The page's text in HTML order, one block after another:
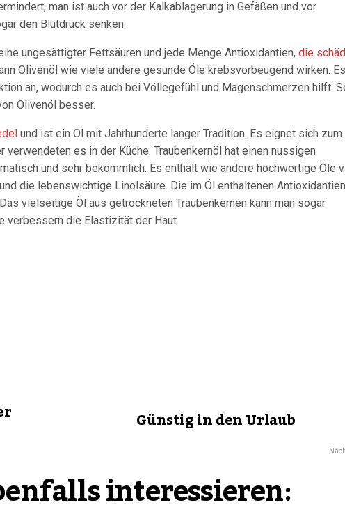
man ist auch vor der Kalkablagerung in Gefäßen und vor
den Blutdruck senken.
ungesättigter Fettsäuren und jede Menge Antioxidantien, die
Olivenöl wie viele andere gesunde Öle krebsvorbeugend wirken.
an, wodurch es auch bei Völlegefühl und Magenschmerzen hilft.
Olivenöl besser.
und ist ein Öl mit Jahrhunderte langer Tradition. Es eignet sich zum
verwendeten es in der Küche. Traubenkernöl hat einen nussigen
und sehr bekömmlich. Es enthält wie andere hochwertige Öle
die lebenswichtige Linolsäure. Die im Öl enthaltenen Antioxidantien
vielseitige Öl aus getrockneten Traubenkernen kann man sogar
verbessern die Elastizität der Haut.
Günstig in den Urlaub
interessieren: